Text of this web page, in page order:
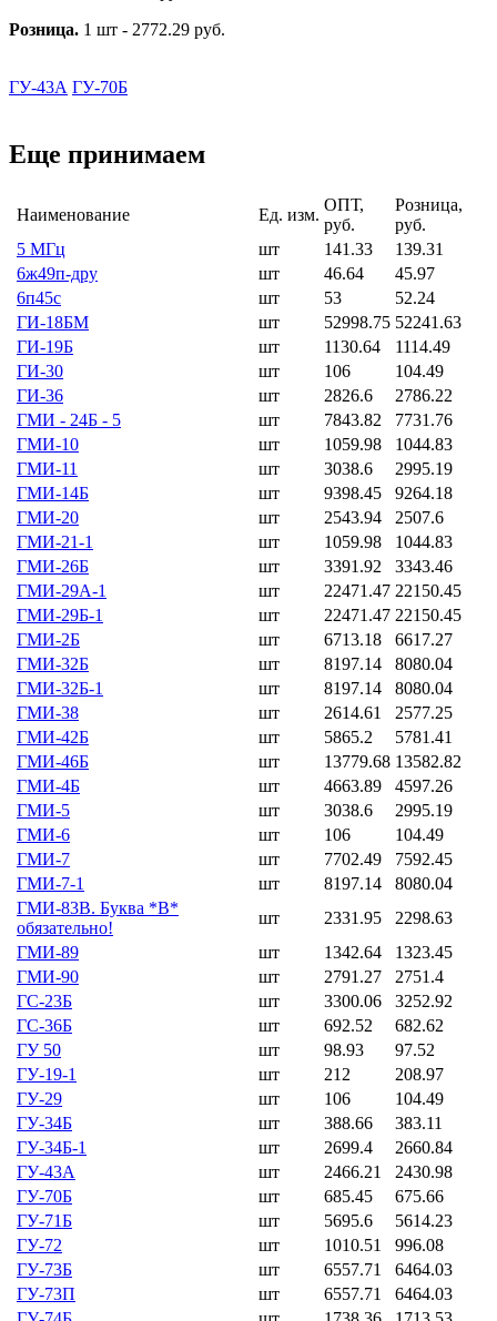
Розница. 1 шт - 2772.29 руб.
ГУ-43А ГУ-70Б
Еще принимаем
Наименование Ед. изм.
ОПТ,
руб.
Розница,
руб.
5 МГц
шт 141.33
139.31
6ж49п-дру
шт 46.64
45.97
6п45с
шт 53
52.24
ГИ-18БМ
шт 52998.75 52241.63
ГИ-19Б
шт 1130.64
1114.49
ГИ-30
шт 106
104.49
ГИ-36
шт 2826.6
2786.22
ГМИ - 24Б - 5
шт 7843.82
7731.76
ГМИ-10
шт 1059.98
1044.83
ГМИ-11
шт 3038.6
2995.19
ГМИ-14Б
шт 9398.45
9264.18
ГМИ-20
шт 2543.94
2507.6
ГМИ-21-1
шт 1059.98
1044.83
ГМИ-26Б
шт 3391.92
3343.46
ГМИ-29А-1
шт 22471.47 22150.45
ГМИ-29Б-1
шт 22471.47 22150.45
ГМИ-2Б
шт 6713.18
6617.27
ГМИ-32Б
шт 8197.14
8080.04
ГМИ-32Б-1
шт 8197.14
8080.04
ГМИ-38
шт 2614.61
2577.25
ГМИ-42Б
шт 5865.2
5781.41
ГМИ-46Б
шт 13779.68 13582.82
ГМИ-4Б
шт 4663.89
4597.26
ГМИ-5
шт 3038.6
2995.19
ГМИ-6
шт 106
104.49
ГМИ-7
шт 7702.49
7592.45
ГМИ-7-1
шт 8197.14
8080.04
ГМИ-83В. Буква *В*
обязательно!
шт 2331.95
2298.63
ГМИ-89
шт 1342.64
1323.45
ГМИ-90
шт 2791.27
2751.4
ГС-23Б
шт 3300.06
3252.92
ГС-36Б
шт 692.52
682.62
ГУ 50
шт 98.93
97.52
ГУ-19-1
шт 212
208.97
ГУ-29
шт 106
104.49
ГУ-34Б
шт 388.66
383.11
ГУ-34Б-1
шт 2699.4
2660.84
ГУ-43А
шт 2466.21
2430.98
ГУ-70Б
шт 685.45
675.66
ГУ-71Б
шт 5695.6
5614.23
ГУ-72
шт 1010.51
996.08
ГУ-73Б
шт 6557.71
6464.03
ГУ-73П
шт 6557.71
6464.03